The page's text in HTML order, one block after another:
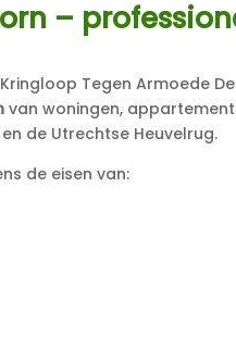
–
Tegen Armoede
van woningen,
de Utrechtse Heuvelrug.
de eisen van: